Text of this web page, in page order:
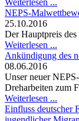
Weiterlesen ...
NEPS-
25.10.2016
Der Hauptpreis
Weiterlesen ...
Ankündigung des
08.06.2016
Unser neuer
Dreharbeiten zum
Weiterlesen ...
Einfluss deutscher